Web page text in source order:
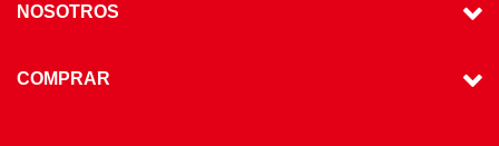
NOSOTROS
COMPRAR